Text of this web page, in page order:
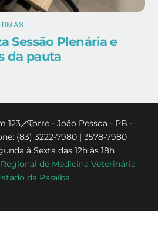
Sessão Plenária e
da pauta
Back
To
Top
123 - Torre - João Pessoa - PB -
(83) 3222-7980 | 3578-7980
à Sexta das 12h às 18h
de Medicina Veterinária
da Paraíba